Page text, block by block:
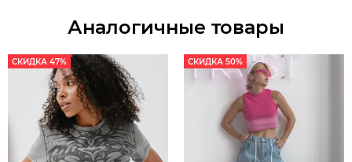
Аналогичные товары
СКИДКА 47% СКИДКА 50%